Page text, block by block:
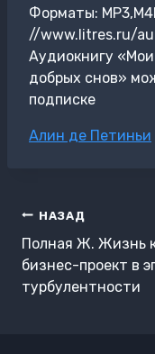
Форматы:
//www.litres.ru/
Аудиокнигу
добрых снов»
подписке
Метки
Алин де Петиньи
Навигация
по
записям
НАЗАД
Полная Ж. Жизнь
бизнес-проект в
турбулентности